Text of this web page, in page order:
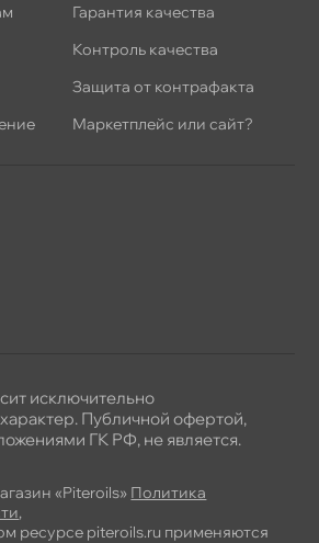
Гарантия качества
Контроль качества
Защита от контрафакта
Маркетплейс или сайт?
«Piteroils» Политика
,
ресурсе piteroils.ru применяются
исключительно
Публичной офертой,
ГК РФ, не является.